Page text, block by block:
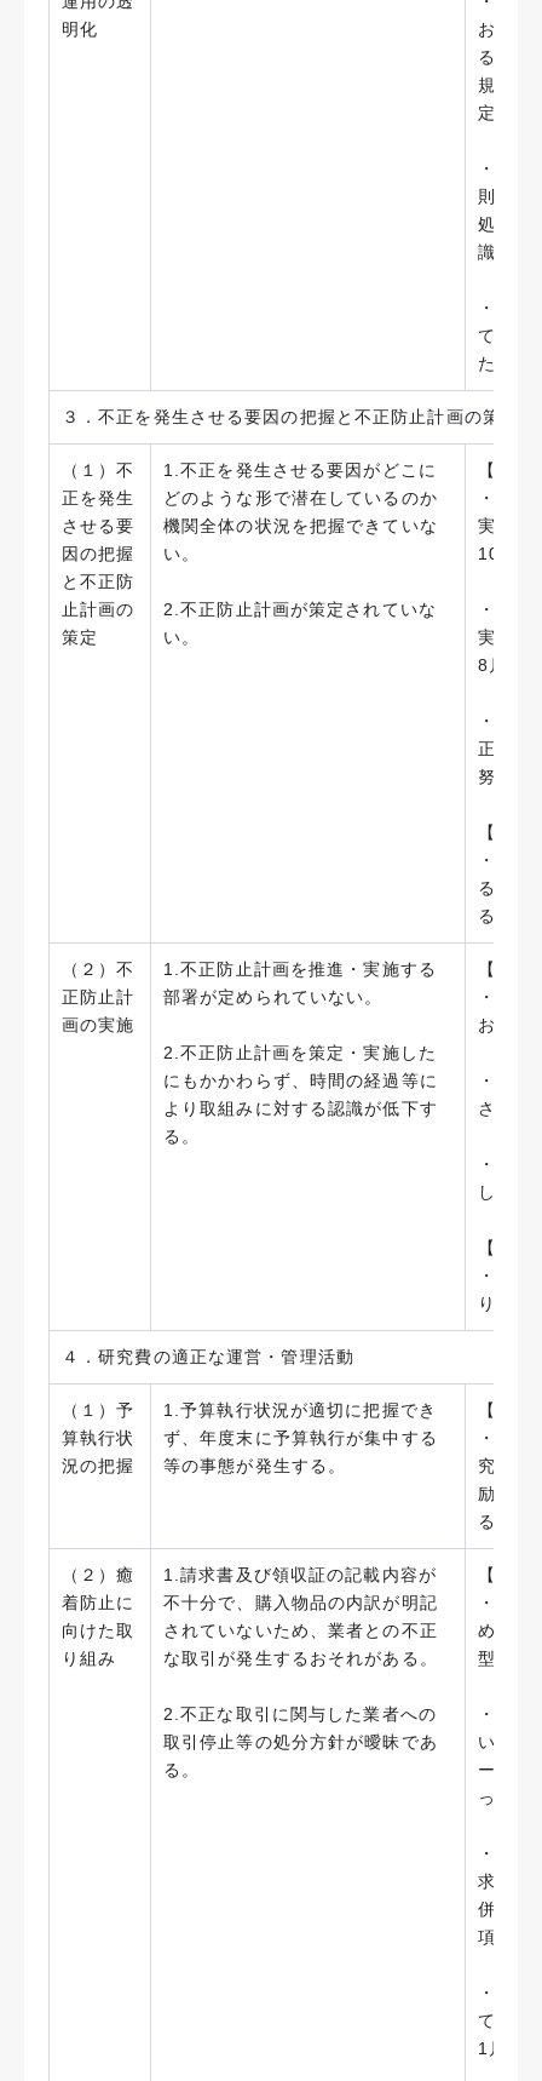
明化
おいて
る「藤
規」に
定、手
・研
則等に
処分、
識向上
・「
て、不
た。（
３．不正を発生させる要因の把握と不正防止計画の策定・
（１）不
正を発生
させる要
因の把握
と不正防
止計画の
策定
1.不正を発生させる要因がどこに
どのような形で潜在しているのか
機関全体の状況を把握できていな
い。
2.不正防止計画が策定されていな
い。
【実施
・不
実施し
10月）
・不
実施し
8月）
・不
正経理
努めて
【今
・不
る事情
る問題
（２）不
正防止計
画の実施
1.不正防止計画を推進・実施する
部署が定められていない。
2.不正防止計画を策定・実施した
にもかかわらず、時間の経過等に
より取組みに対する認識が低下す
る。
【実施
・「
おいて
・財
させた
・財
した。
【今
・相
り実効
４．研究費の適正な運営・管理活動
（１）予
算執行状
況の把握
1.予算執行状況が適切に把握でき
ず、年度末に予算執行が集中する
等の事態が発生する。
【実施
・財
究者へ
励して
る。
（２）癒
着防止に
向けた取
り組み
1.請求書及び領収証の記載内容が
不十分で、購入物品の内訳が明記
されていないため、業者との不正
な取引が発生するおそれがある。
2.不正な取引に関与した業者への
取引停止等の処分方針が曖昧であ
る。
【実施
・「
め、請
型番、
・「
いて、
ージに
ってい
・一
求め、
併せて
項に盛
・「
て、不
1月）